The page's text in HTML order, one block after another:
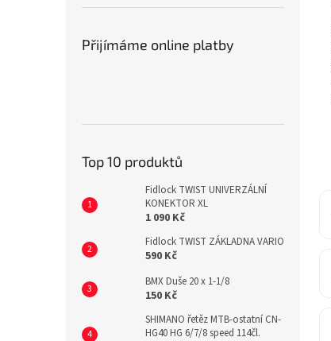
Přijímáme online platby
Top 10 produktů
Fidlock TWIST UNIVERZÁLNÍ
KONEKTOR XL
1 090 Kč
Fidlock TWIST ZÁKLADNA VARIO
590 Kč
BMX Duše 20 x 1-1/8
150 Kč
SHIMANO řetěz MTB-ostatní CN-
HG40 HG 6/7/8 speed 114čl.